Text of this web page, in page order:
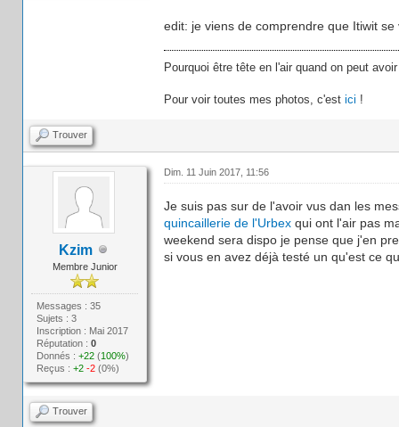
edit: je viens de comprendre que Itiwit se
Pourquoi être tête en l'air quand on peut
Pour voir toutes mes photos, c'est ici !
Trouver
Kzim
Membre Junior
Messages : 35
Sujets : 3
Inscription : Mai 2017
Réputation :0
Donnés :+22 (100%)
Reçus :+2 -2 (0%)
Dim. 11 Juin 2017, 11:56
Je suis pas sur de l'avoir vus dan les
quincaillerie de l'Urbexqui ont l'air pas
weekend sera dispo je pense que j'en
si vous en avez déjà testé un qu'est ce
Trouver